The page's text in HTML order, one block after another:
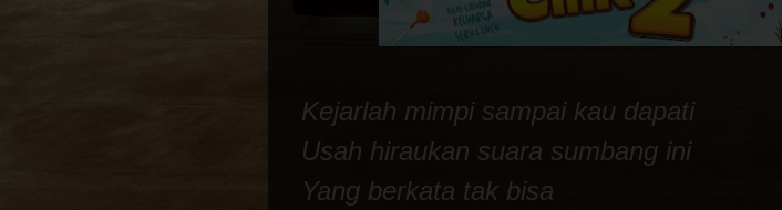
Kejarlah mimpi sampai kau dapati
Usah hiraukan suara sumbang ini
Yang berkata tak bisa